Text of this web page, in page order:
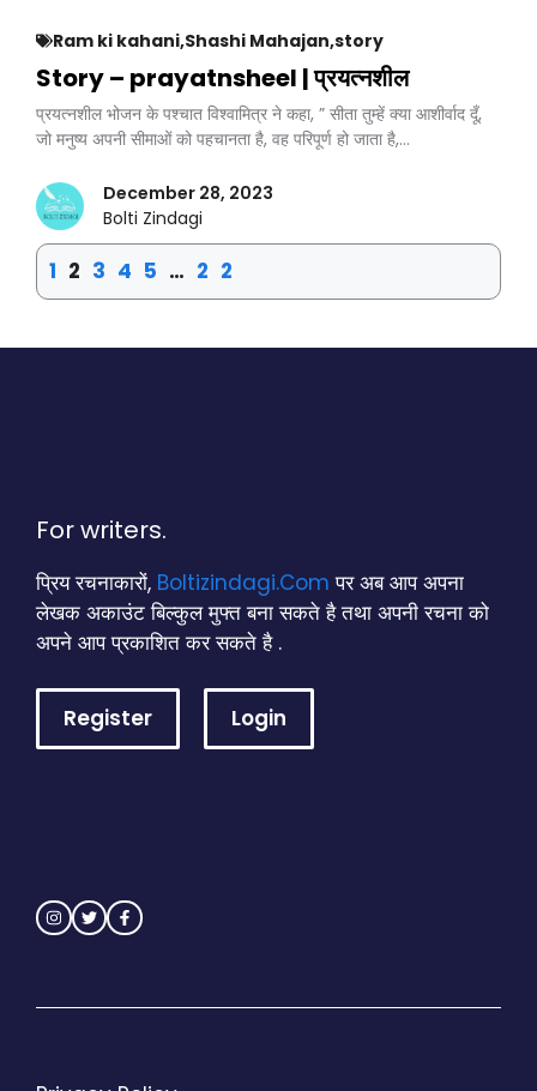
Ram ki kahani,Shashi Mahajan,story
Story – prayatnsheel | प्रयत्नशील
प्रयत्नशील भोजन के पश्चात विश्वामित्र ने कहा, ” सीता तुम्हें क्या आशीर्वाद दूँ,
जो मनुष्य अपनी सीमाओं को पहचानता है, वह परिपूर्ण हो जाता है,…
December 28, 2023
Bolti Zindagi
1 2 3 4 5 … 22
For writers.
प्रिय रचनाकारों, Boltizindagi.Com पर अब आप अपना
लेखक अकाउंट बिल्कुल मुफ्त बना सकते है तथा अपनी रचना को
अपने आप प्रकाशित कर सकते है .
Register Login